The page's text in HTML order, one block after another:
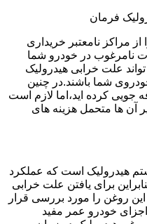
فرمان
مراکز نامعتبر خریداری
نامرغوب در خودرو شما
علت خرابی هیدرولیک
شما باشند.در چنین
جویی کرده اید،اما لازم است
آن ها متحمل هزینه های
هیدرولیک است که عملکرد
برای یافتن علت خرابی
روغن را مورد بررسی قرار
اجزای خودرو عمر مفید